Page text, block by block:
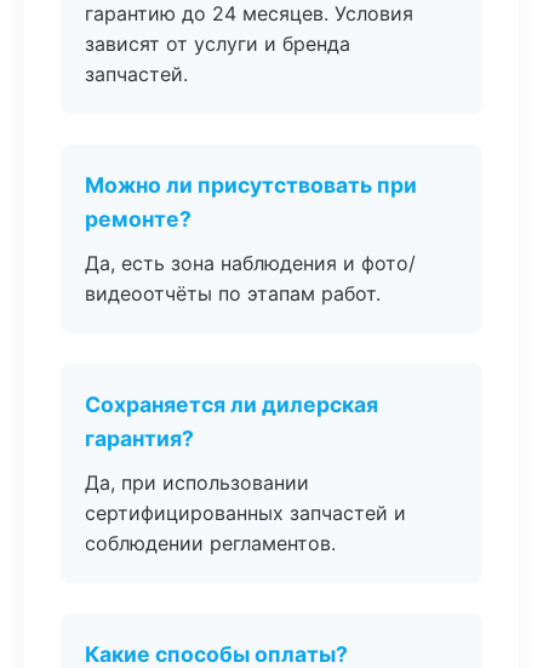
гарантию до 24 месяцев. Условия
зависят от услуги и бренда
запчастей.
Можно ли присутствовать при
ремонте?
Да, есть зона наблюдения и фото/
видеоотчёты по этапам работ.
Сохраняется ли дилерская
гарантия?
Да, при использовании
сертифицированных запчастей и
соблюдении регламентов.
Какие способы оплаты?